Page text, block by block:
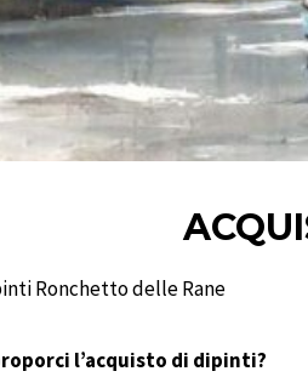
Ronchetto delle Rane
l’acquisto di dipinti?